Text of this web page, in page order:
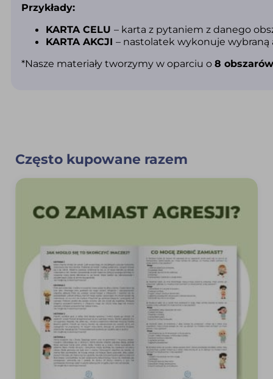
Przykłady:
KARTA CELU– karta z pytaniem z danego
KARTA AKCJI– nastolatek wykonuje
*Nasze materiały tworzymy w oparciu o8
Często kupowane razem